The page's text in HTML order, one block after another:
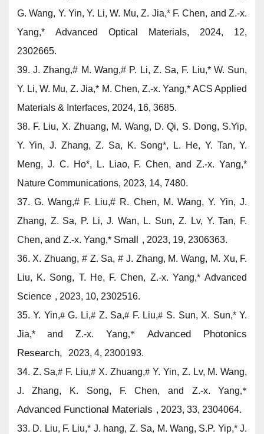
G. Wang, Y. Yin, Y. Li, W. Mu, Z. Jia,* F. Chen, andZ.-x.
Yang,*Advanced Optical Materials, 2024, 12,
2302665.
39. J. Zhang,# M. Wang,#P. Li, Z. Sa, F. Liu,* W. Sun,
Y. Li, W. Mu, Z. Jia,* M. Chen, Z.-x. Yang,* ACS Applied
Materials & Interfaces, 2024, 16, 3685.
38. F. Liu, X. Zhuang, M. Wang, D. Qi, S. Dong, S.Yip,
Y. Yin, J. Zhang, Z. Sa, K. Song*, L. He, Y. Tan, Y.
Meng, J. C. Ho*, L. Liao, F. Chen, andZ.-x. Yang,*
Nature Communications, 2023, 14, 7480.
37. G. Wang,#F. Liu,# R. Chen, M. Wang, Y. Yin, J.
Zhang, Z. Sa, P. Li, J. Wan, L. Sun, Z. Lv, Y. Tan, F.
Chen, and Z.-x. Yang,* Small , 2023, 19, 2306363.
36. X. Zhuang, #Z. Sa, # J. Zhang, M. Wang, M. Xu, F.
Liu, K. Song, T. He, F. Chen, Z.-x. Yang,*Advanced
Science , 2023, 10, 2302516.
35. Y. Yin,#G. Li,# Z. Sa,# F. Liu,# S. Sun, X. Sun,* Y.
Jia,* andZ.-x. Yang,* Advanced Photonics
Research,
2023, 4, 2300193.
34. Z. Sa,# F. Liu,# X. Zhuang,# Y. Yin, Z. Lv, M. Wang,
J. Zhang, K. Song, F. Chen, and Z.-x. Yang,*
Advanced Functional Materials , 2023, 33, 2304064.
33. D. Liu, F. Liu,* J. hang, Z. Sa, M. Wang, S.P. Yip,* J.